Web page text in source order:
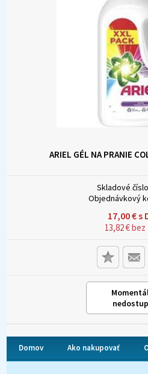
ARIEL GÉL NA PRANIE
Skladové
Objednávkový
17,00€s
13,82€bez
Domov Ako nakupovať